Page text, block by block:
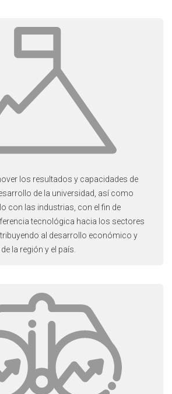
los resultados y capacidades de
de la universidad, así como
con las industrias, con el fin de
tecnológica hacia los sectores
al desarrollo económico y
la región y el país.